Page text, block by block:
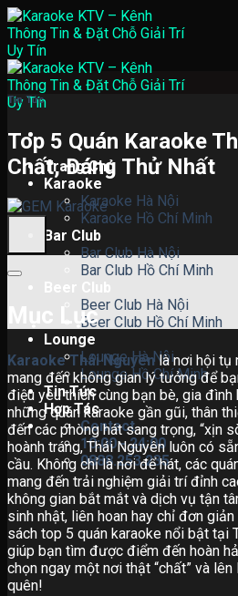
Skip
to
content
Trang Chủ
Karaoke
Karaoke Hà Nội
Karaoke Hồ Chí Minh
Bar Club
Bar Club Hà Nội
Bar Club Hồ Chí Minh
Beer Club
Beer Club Hà Nội
Beer Club Hồ Chí Minh
Lounge
Lounge Hà Nội
Lounge Hồ Chí Minh
Tin Tức
Hợp Tác
Contact
10:00 - 24:00
0888.253.235
Tin Tức
Top 5 Quán Karaoke
Chất, Đáng Thử Nhất
Mục Lục
Karaoke Thái Nguyênlà nơi hội tụ
mang đến không gian lý tưởng để
điệu yêu thích cùng bạn bè, gia đình
những quán karaoke gần gũi, thân
đến các phòng hát sang trọng, “xịn
hoành tráng, Thái Nguyên luôn có
cầu. Không chỉ là nơi để hát, các
mang đến trải nghiệm giải trí đỉnh
không gian bắt mắt và dịch vụ tận
sinh nhật, liên hoan hay chỉ đơn giản
sách top 5 quán karaoke nổi bật tại
giúp bạn tìm được điểm đến hoàn
chọn ngay một nơi thật “chất” và
quên!